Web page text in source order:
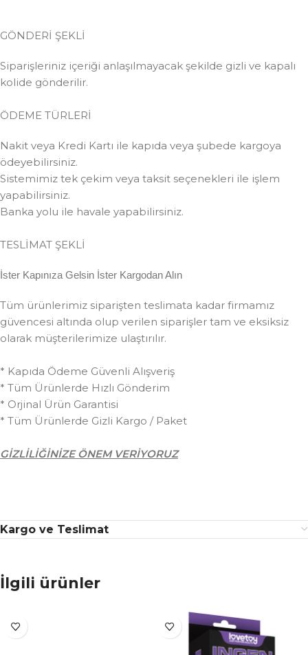
GÖNDERİ ŞEKLİ
Siparişleriniz içeriği anlaşılmayacak şekilde gizli ve kapalı
kolide gönderilir.
ÖDEME TÜRLERİ
Nakit veya Kredi Kartı ile kapıda veya şubede kargoya
ödeyebilirsiniz.
Sistemimiz tek çekim veya taksit seçenekleri ile işlem
yapabilirsiniz.
Banka yolu ile havale yapabilirsiniz.
TESLİMAT ŞEKLİ
İster Kapınıza Gelsin İster Kargodan Alın
Tüm ürünlerimiz siparişten teslimata kadar firmamız
güvencesi altında olup verilen siparişler tam ve eksiksiz
olarak müşterilerimize ulaştırılır.
* Kapıda Ödeme Güvenli Alışveriş
* Tüm Ürünlerde Hızlı Gönderim
* Orjinal Ürün Garantisi
* Tüm Ürünlerde Gizli Kargo / Paket
GİZLİLİĞİNİZE ÖNEM VERİYORUZ
Kargo ve Teslimat
İlgili ürünler